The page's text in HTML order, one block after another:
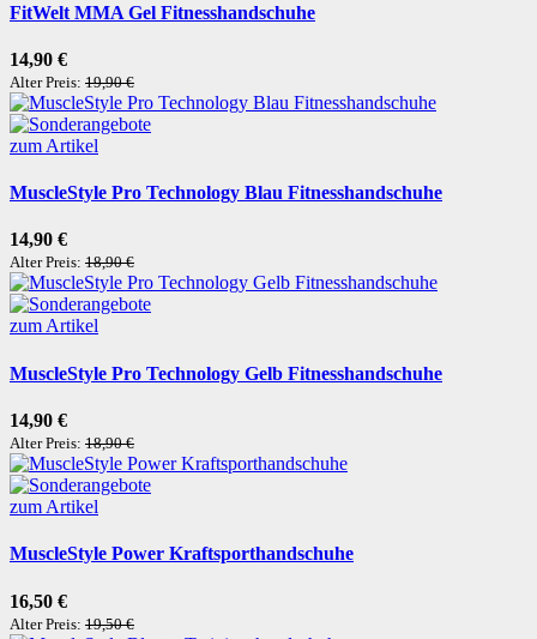
FitWelt MMA Gel Fitnesshandschuhe
14,90 €
Alter Preis: 19,90 €
zum Artikel
MuscleStyle Pro Technology Blau Fitnesshandschuhe
14,90 €
Alter Preis: 18,90 €
zum Artikel
MuscleStyle Pro Technology Gelb Fitnesshandschuhe
14,90 €
Alter Preis: 18,90 €
zum Artikel
MuscleStyle Power Kraftsporthandschuhe
16,50 €
Alter Preis: 19,50 €